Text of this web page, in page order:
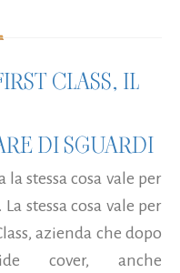
CLASS, IL
DI SGUARDI
stessa cosa vale per
stessa cosa vale per
azienda che dopo
cover, anche